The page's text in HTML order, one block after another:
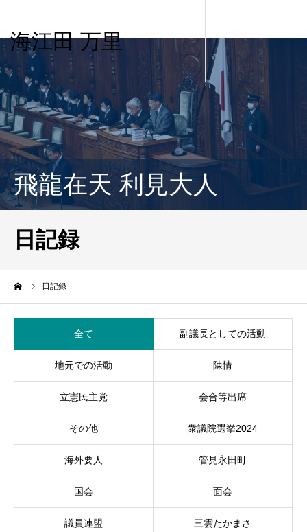
海江田 万里
飛龍在天 利見大人
日記録
日記録
全て 副議長としての活動
地元での活動 陳情
立憲民主党 会合等出席
その他 衆議院選挙2024
海外要人 管見永田町
国会 面会
議員連盟 三雲たかまさ